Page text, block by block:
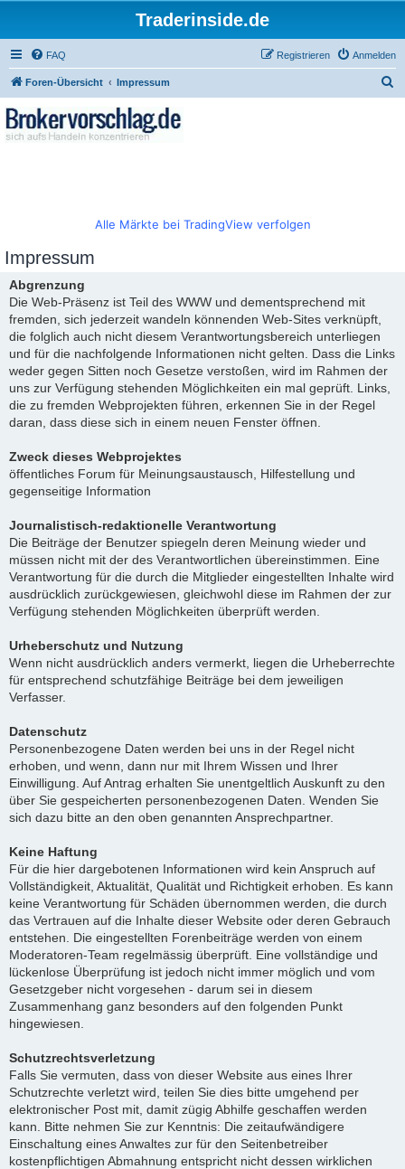
Traderinside.de
FAQ Anmelden
Registrieren
Foren-Übersicht Impressum
Alle Märkte bei TradingView verfolgen
Impressum
Abgrenzung
Die Web-Präsenz ist Teil des WWW und dementsprechend mit
fremden, sich jederzeit wandeln könnenden Web-Sites verknüpft,
die folglich auch nicht diesem Verantwortungsbereich unterliegen
und für die nachfolgende Informationen nicht gelten. Dass die Links
weder gegen Sitten noch Gesetze verstoßen, wird im Rahmen der
uns zur Verfügung stehenden Möglichkeiten ein mal geprüft. Links,
die zu fremden Webprojekten führen, erkennen Sie in der Regel
daran, dass diese sich in einem neuen Fenster öffnen.
Zweck dieses Webprojektes
öffentliches Forum für Meinungsaustausch, Hilfestellung und
gegenseitige Information
Journalistisch-redaktionelle Verantwortung
Die Beiträge der Benutzer spiegeln deren Meinung wieder und
müssen nicht mit der des Verantwortlichen übereinstimmen. Eine
Verantwortung für die durch die Mitglieder eingestellten Inhalte wird
ausdrücklich zurückgewiesen, gleichwohl diese im Rahmen der zur
Verfügung stehenden Möglichkeiten überprüft werden.
Urheberschutz und Nutzung
Wenn nicht ausdrücklich anders vermerkt, liegen die Urheberrechte
für entsprechend schutzfähige Beiträge bei dem jeweiligen
Verfasser.
Datenschutz
Personenbezogene Daten werden bei uns in der Regel nicht
erhoben, und wenn, dann nur mit Ihrem Wissen und Ihrer
Einwilligung. Auf Antrag erhalten Sie unentgeltlich Auskunft zu den
über Sie gespeicherten personenbezogenen Daten. Wenden Sie
sich dazu bitte an den oben genannten Ansprechpartner.
Keine Haftung
Für die hier dargebotenen Informationen wird kein Anspruch auf
Vollständigkeit, Aktualität, Qualität und Richtigkeit erhoben. Es kann
keine Verantwortung für Schäden übernommen werden, die durch
das Vertrauen auf die Inhalte dieser Website oder deren Gebrauch
entstehen. Die eingestellten Forenbeiträge werden von einem
Moderatoren-Team regelmässig überprüft. Eine vollständige und
lückenlose Überprüfung ist jedoch nicht immer möglich und vom
Gesetzgeber nicht vorgesehen - darum sei in diesem
Zusammenhang ganz besonders auf den folgenden Punkt
hingewiesen.
Schutzrechtsverletzung
Falls Sie vermuten, dass von dieser Website aus eines Ihrer
Schutzrechte verletzt wird, teilen Sie dies bitte umgehend per
elektronischer Post mit, damit zügig Abhilfe geschaffen werden
kann. Bitte nehmen Sie zur Kenntnis: Die zeitaufwändigere
Einschaltung eines Anwaltes zur für den Seitenbetreiber
kostenpflichtigen Abmahnung entspricht nicht dessen wirklichen